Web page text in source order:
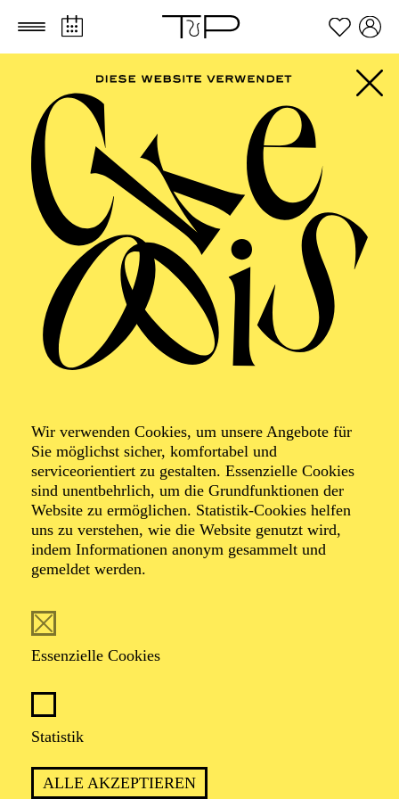
Zum Hauptinhalt springen Zum Footer springen
Wir verwenden Cookies, um unsere Angebote für
Sie möglichst sicher, komfortabel und
serviceorientiert zu gestalten. Essenzielle Cookies
sind unentbehrlich, um die Grundfunktionen der
Website zu ermöglichen. Statistik-Cookies helfen
uns zu verstehen, wie die Website genutzt wird,
indem Informationen anonym gesammelt und
gemeldet werden.
Essenzielle Cookies
Statistik
ALLE AKZEPTIEREN
Foto: Simon Hengenberg
Christoph Frick
Christoph Frick ist bekannt für seine dokumentarischen
damit seit vielen Jahren national und international
erfolgreich.